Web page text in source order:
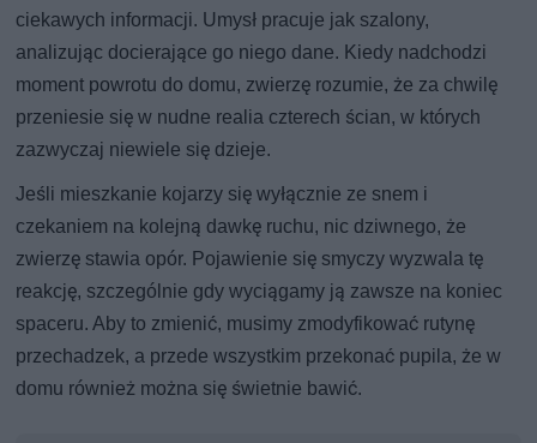
ciekawych informacji. Umysł pracuje jak szalony,
analizując docierające go niego dane. Kiedy nadchodzi
moment powrotu do domu, zwierzę rozumie, że za chwilę
przeniesie się w nudne realia czterech ścian, w których
zazwyczaj niewiele się dzieje.
Jeśli mieszkanie kojarzy się wyłącznie ze snem i
czekaniem na kolejną dawkę ruchu, nic dziwnego, że
zwierzę stawia opór. Pojawienie się smyczy wyzwala tę
reakcję, szczególnie gdy wyciągamy ją zawsze na koniec
spaceru. Aby to zmienić, musimy zmodyfikować rutynę
przechadzek, a przede wszystkim przekonać pupila, że w
domu również można się świetnie bawić.